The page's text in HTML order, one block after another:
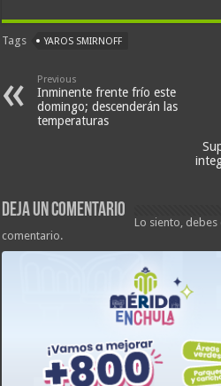
Tags YAROS SMIRNOFF
Previous
Inminente frente frío este
domingo; descenderán las
temperaturas
Deja un comentario
Lo siento,
comentario.